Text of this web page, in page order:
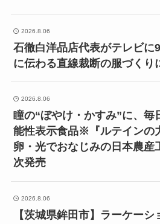
2026.8.06
石徹白洋品店代表がテレビ
に伝わる直線裁断の服づくり
2026.8.06
瞳の“ぼやけ・かすみ”に、毎
能性表示食品※『ルテインの
卵・光でおなじみの日本農産
次発売
2026.8.06
【茨城県鉾田市】ラーケー